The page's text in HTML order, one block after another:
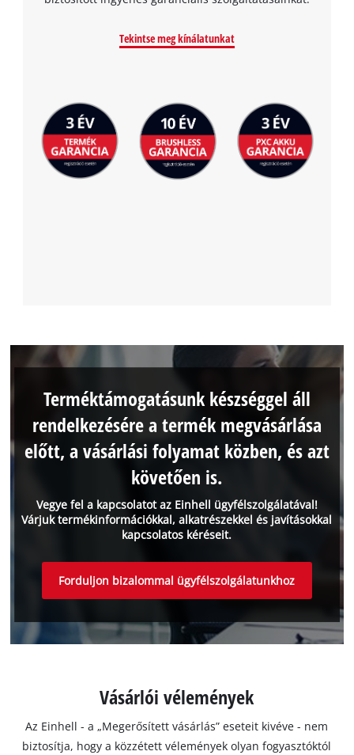
the site with their CMP to add this content
Powered byUsercentrics Consent
Tekintse meg kínálatunkat
Vegye fel a kapcsolatot az Einhell ügyfélszolgálatával!
Várjuk termékinformációkkal, alkatrészekkel és javításokkal
kapcsolatos kéréseit.
Terméktámogatásunk készséggel áll
rendelkezésére a termék megvásárlása
előtt, a vásárlási folyamat közben, és azt
követően is.
Forduljon bizalommal ügyfélszolgálatunkhoz
Vásárlói vélemények
Az Einhell - a „Megerősített vásárlás” eseteit kivéve - nem
biztosítja, hogy a közzétett vélemények olyan fogyasztóktól